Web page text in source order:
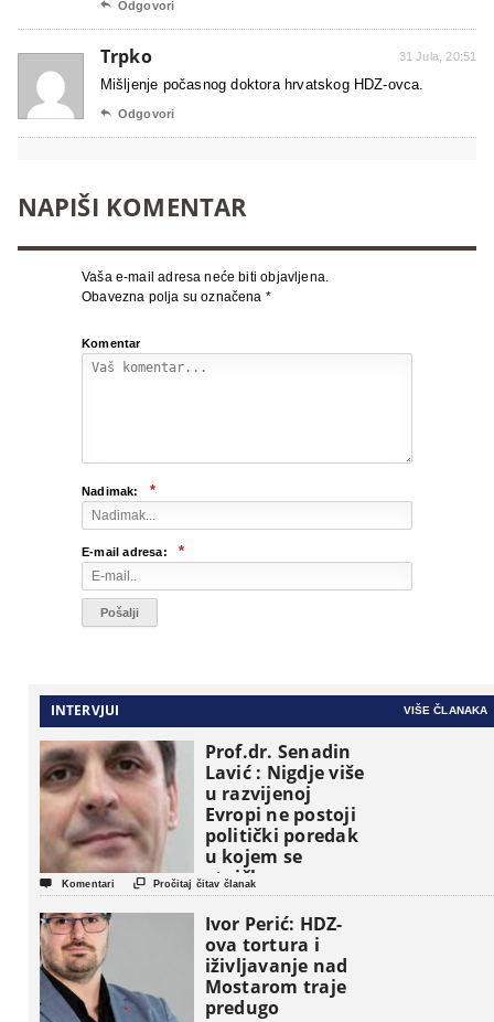
 Odgovori
Trpko 31 Jula, 20:51
Mišljenje počasnog doktora hrvatskog HDZ-ovca.
 Odgovori
NAPIŠI KOMENTAR
Vaša e-mail adresa neće biti objavljena.
Obavezna polja su označena *
Komentar
Nadimak: *
E-mail adresa: *
INTERVJUI VIŠE ČLANAKA
Prof.dr. Senadin
Lavić : Nigdje više
u razvijenoj
Evropi ne postoji
politički poredak
u kojem se
etničke grupe
pojavljuju kao
osnovne
političke jedinice
 Komentari  Pročitaj čitav članak
Ivor Perić: HDZ-
ova tortura i
iživljavanje nad
Mostarom traje
predugo